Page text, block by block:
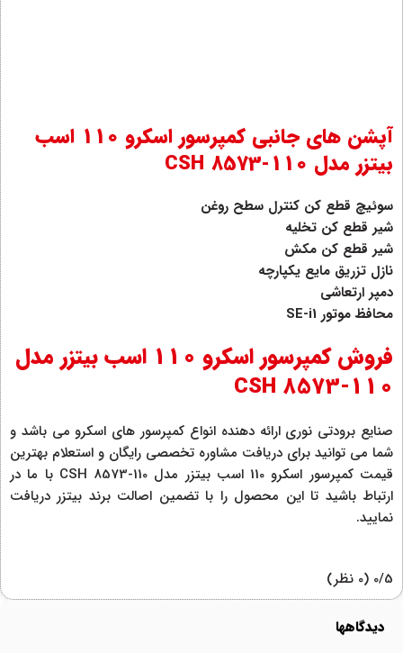
آپشن های جانبی کمپرسور اسکرو 110 اسب
بیتزر مدل CSH 8573-110
سوئیچ قطع کن کنترل سطح روغن
شیر قطع کن تخلیه
شیر قطع کن مکش
نازل تزریق مایع یکپارچه
دمپر ارتعاشی
محافظ موتور SE-i1
فروش کمپرسور اسکرو 110 اسب بیتزر مدل
CSH 8573-110
صنایع برودتی نوری ارائه دهنده انواع کمپرسور های اسکرو می باشد و
شما می توانید برای دریافت مشاوره تخصصی رایگان و استعلام بهترین
قیمت کمپرسور اسکرو 110 اسب بیتزر مدل CSH 8573-110 با ما در
ارتباط باشید تا این محصول را با تضمین اصالت برند بیتزر دریافت
نمایید.
‫0/5 ‫(0 نظر)
دیدگاهها